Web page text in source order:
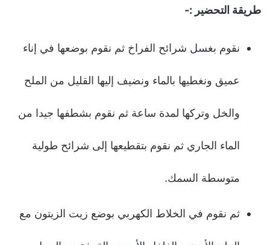
طريقة التحضير :-
نقوم بغسل شرائح الفراخ ثم نقوم بوضعها في إناء
عميق ونغطيها بالماء ونضيف إليها القليل من الملح
والخل وتركها لمدة ساعة ثم نقوم بشطفها جيدا من
الماء الجاري ثم نقوم بتقطيعها إلى شرائح طولية
متوسطة السمك.
ثم نقوم في الخلاط الكهربي بوضع زيت الزيتون مع